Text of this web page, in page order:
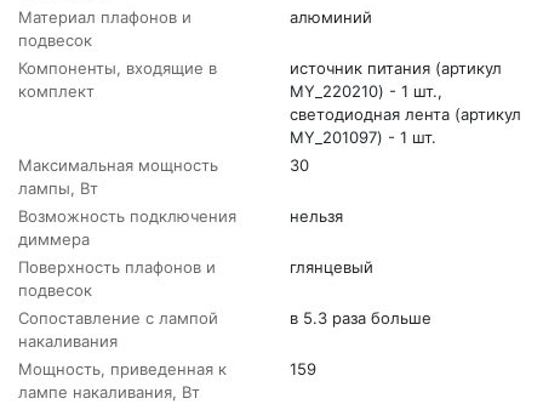
Материал плафонов и
подвесок
алюминий
Компоненты, входящие в
комплект
источник питания (артикул
MY_220210) - 1 шт.,
светодиодная лента (артикул
MY_201097) - 1 шт.
Максимальная мощность
лампы, Вт
30
Возможность подключения
диммера
нельзя
Поверхность плафонов и
подвесок
глянцевый
Сопоставление с лампой
накаливания
в 5.3 раза больше
Мощность, приведенная к
лампе накаливания, Вт
159